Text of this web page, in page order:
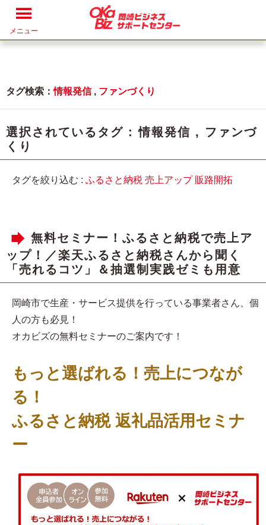
メニュー
タグ検索：情報発信, ファンづくり
選択されているタグ :情報発信 , ファンづ
くり
タグを絞り込む : ふるさと納税 売上アップ 販路開拓
無料セミナー！ふるさと納税で売上ア
ップ！／楽天ふるさと納税さんから聞く
「売れるコツ」＆抽選制実践ゼミも用意
岡崎市で生産・サービス提供を行っている事業者さん、個
人の方も必見！
オカビズの無料セミナーのご案内です！
もっと選ばれる！売上につなが
る！
ふるさと納税 返礼品活用セミナ
ー